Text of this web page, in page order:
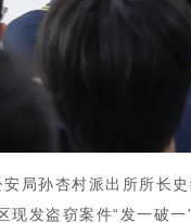
局孙杏村派出所所长
现发盗窃案件“发一破